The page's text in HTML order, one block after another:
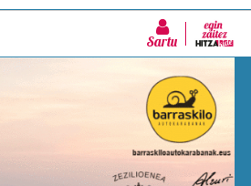
Sartu